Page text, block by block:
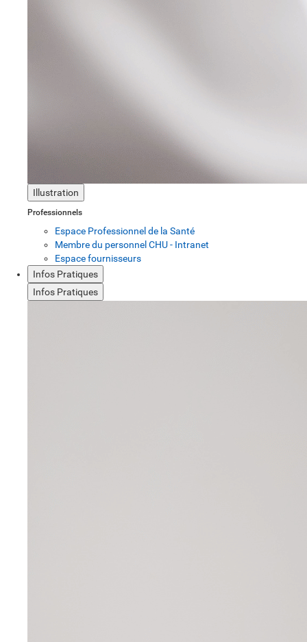
Illustration
Professionnels
Espace Professionnel de la Santé
Membre du personnel CHU - Intranet
Espace fournisseurs
Infos Pratiques
Infos Pratiques